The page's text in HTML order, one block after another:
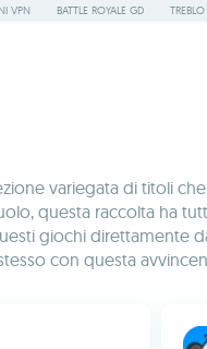
VPN BATTLE ROYALE GD TREBLO
variegata di titoli
questa raccolta ha
giochi
con questa